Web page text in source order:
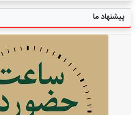
پیشنهاد ما